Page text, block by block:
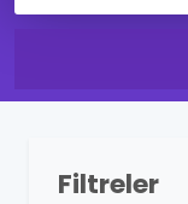
Filtreler